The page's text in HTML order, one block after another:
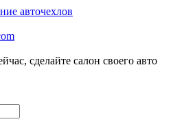
сделайте салон своего авто